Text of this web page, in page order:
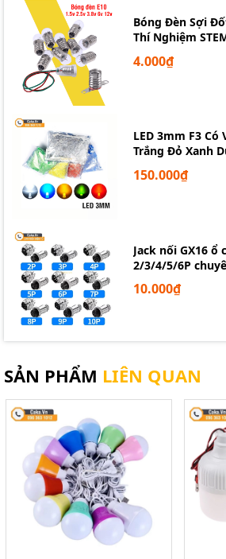
Ứng dụng
Hiển thị thông số cảm biến,
thực.
Màn hình giao diện người dùng
Dự án học tập, nghiên cứu lập
Tích hợp vào thiết bị đo, bộ điều
Bóng Đèn Sợi
Thí Nghiệm
4.000₫
LED 3mm F3 Có
Trắng Đỏ Xanh
150.000₫
Jack nối GX16 ổ
2/3/4/5/6P
10.000₫
SẢN PHẨM LIÊN QUAN